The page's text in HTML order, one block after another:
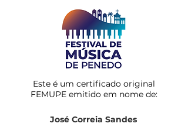
Este é um certificado original
FEMUPE emitido em nome de:
José Correia Sandes